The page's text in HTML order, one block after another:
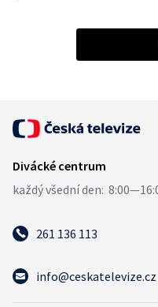
261 136 113
info@ceskatelevize.cz